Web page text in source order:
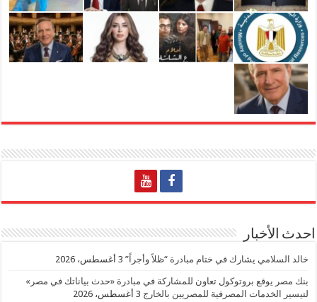
احدث الأخبار
خالد السلامي يشارك في ختام مبادرة “ظلاً وأجراً” 3 أغسطس، 2026
بنك مصر يوقع بروتوكول تعاون للمشاركة في مبادرة «حدث بياناتك في مصر»
لتيسير الخدمات المصرفية للمصريين بالخارج 3 أغسطس، 2026